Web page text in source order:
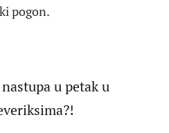
pogon.
u petak u